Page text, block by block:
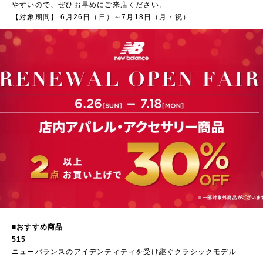
やすいので、ぜひお早めにご来店ください。
【対象期間】 6月26日（日）～7月18日（月・祝）
■おすすめ商品
515
ニューバランスのアイデンティティを受け継ぐクラシックモデル